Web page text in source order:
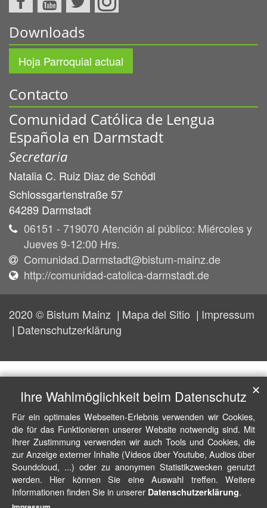
Downloads
Hoja Parroquial actual
Contacto
Comunidad Católica de Lengua
Española en Darmstadt
Secretaria
Natalia C. Ruiz Diaz de Schödl
Schlossgartenstraße 57
64289 Darmstadt
06151 - 719070 Atención al público: Miércoles y
Jueves 9-12:00 Hrs.
Comunidad.Darmstadt@bistum-mainz.de
http://comunidad-catolica-darmstadt.de
2020 © Bistum Mainz Mapa del Sitio
Impressum
Datenschutzerklärung
Ihre Wahlmöglichkeit beim Datenschutz
Für ein optimales Webseiten-Erlebnis verwenden wir Cookies,
die für das Funktionieren unserer Website notwendig sind. Mit
Ihrer Zustimmung verwenden wir auch Tools und Cookies, die
zur Anzeige externer Inhalte (Videos über Youtube, Audios über
Soundcloud, ...) oder zu anonymen Statistikzwecken genutzt
werden. Hier können Sie eine Auswahl treffen. Weitere
Informationen finden Sie in unserer Datenschutzerklärung.
✕